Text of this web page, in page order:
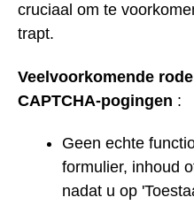
cruciaal om te
trapt.
Veelvoorkomende
CAPTCHA-pogingen :
Geen echte
formulier, inhoud
nadat u op